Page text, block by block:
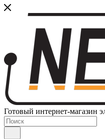
Готовый интернет-магазин